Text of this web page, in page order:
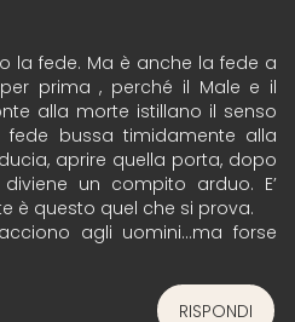
la fede. Ma è anche la fede a
prima , perché il Male e il
alla morte istillano il senso
bussa timidamente alla
aprire quella porta, dopo
un compito arduo. E’
è questo quel che si prova.
agli uomini…ma forse
RISPONDI